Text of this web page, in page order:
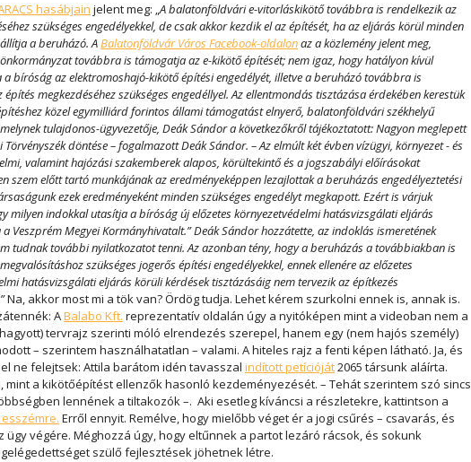
hasábjain jelent meg: „A balatonföldvári e-vitorláskikötő továbbra is rendelkezik az
szükséges engedélyekkel, de csak akkor kezdik el az építését, ha az eljárás körül minden
a beruházó. ABalatonföldvár Város Facebook-oldalonaz a közlemény jelent meg,
továbbra is támogatja az e-kikötő építését; nem igaz, hogy hatályon kívül
a bíróság az elektromoshajó-kikötő építési engedélyét, illetve a beruházó továbbra is
építés megkezdéséhez szükséges engedéllyel. Az ellentmondás tisztázása érdekében kerestük
közel egymilliárd forintos állami támogatást elnyerő, balatonföldvári székhelyű
tulajdonos-ügyvezetője, Deák Sándor a következőkről tájékoztatott: Nagyon meglepett
Törvényszék döntése – fogalmazott Deák Sándor. – Az elmúlt két évben vízügyi, környezet - és
valamint hajózási szakemberek alapos, körültekintő és a jogszabályi előírásokat
szem előtt tartó munkájának az eredményeképpen lezajlottak a beruházás engedélyeztetési
ezek eredményeként minden szükséges engedélyt megkapott. Ezért is várjuk
milyen indokkal utasítja a bíróság új előzetes környezetvédelmi hatásvizsgálati eljárás
Veszprém Megyei Kormányhivatalt.” Deák Sándor hozzátette, az indoklás ismeretének
tudnak további nyilatkozatot tenni. Az azonban tény, hogy a beruházás a továbbiakban is
szükséges jogerős építési engedélyekkel, ennek ellenére az előzetes
hatásvizsgálati eljárás körüli kérdések tisztázásáig nem tervezik az építkezés
Na, akkor most mi a tök van? Ördög tudja. Lehet kérem szurkolni ennek is, annak is.
ABalabo Kft. reprezentatív oldalán úgy a nyitóképen mint a videoban nem a
tervrajz szerinti móló elrendezés szerepel, hanem egy (nem hajós személy)
– szerintem használhatatlan – valami. A hiteles rajz a fenti képen látható. Ja, és
ne felejtsek: Attila barátom idén tavasszal indított petícióját2065 társunk aláírta.
mint a kikötőépítést ellenzők hasonló kezdeményezését. – Tehát szerintem szó sincs
lennének a tiltakozók –. Aki esetleg kíváncsi a részletekre, kattintson a
Erről ennyit. Remélve, hogy mielőbb véget ér a jogi csűrés – csavarás, és
ügy végére. Méghozzá úgy, hogy eltűnnek a partot lezáró rácsok, és sokunk
szülő fejlesztések jöhetnek létre.